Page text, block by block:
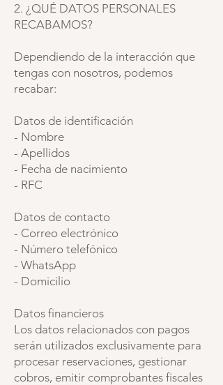
2. ¿QUÉ DATOS PERSONALES
RECABAMOS?
Dependiendo de la interacción que
tengas con nosotros, podemos
recabar:
Datos de identificación
- Nombre
- Apellidos
- Fecha de nacimiento
- RFC
Datos de contacto
- Correo electrónico
- Número telefónico
- WhatsApp
- Domicilio
Datos financieros
Los datos relacionados con pagos
serán utilizados exclusivamente para
procesar reservaciones, gestionar
cobros, emitir comprobantes fiscales